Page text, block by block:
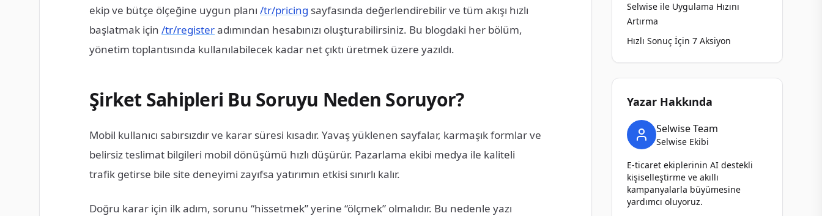
ekip ve bütçe ölçeğine uygun planı /tr/pricing sayfasında değerlendirebilir ve tüm akışı hızlı
başlatmak için /tr/registeradımından hesabınızı oluşturabilirsiniz. Bu blogdaki her bölüm,
yönetim toplantısında kullanılabilecek kadar net çıktı üretmek üzere yazıldı.
Şirket Sahipleri Bu Soruyu Neden Soruyor?
Mobil kullanıcı sabırsızdır ve karar süresi kısadır. Yavaş yüklenen sayfalar, karmaşık formlar ve
belirsiz teslimat bilgileri mobil dönüşümü hızlı düşürür. Pazarlama ekibi medya ile kaliteli
trafik getirse bile site deneyimi zayıfsa yatırımın etkisi sınırlı kalır.
Doğru karar için ilk adım, sorunu “hissetmek” yerine “ölçmek” olmalıdır. Bu nedenle yazı
Selwise ile Uygulama Hızını
Artırma
Hızlı Sonuç İçin 7 Aksiyon
Yazar Hakkında
Selwise Team
Selwise Ekibi
E-ticaret ekiplerinin AI destekli
kişiselleştirme ve akıllı
kampanyalarla büyümesine
yardımcı oluyoruz.